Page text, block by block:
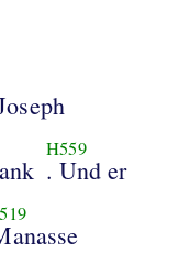
H559
. Und er